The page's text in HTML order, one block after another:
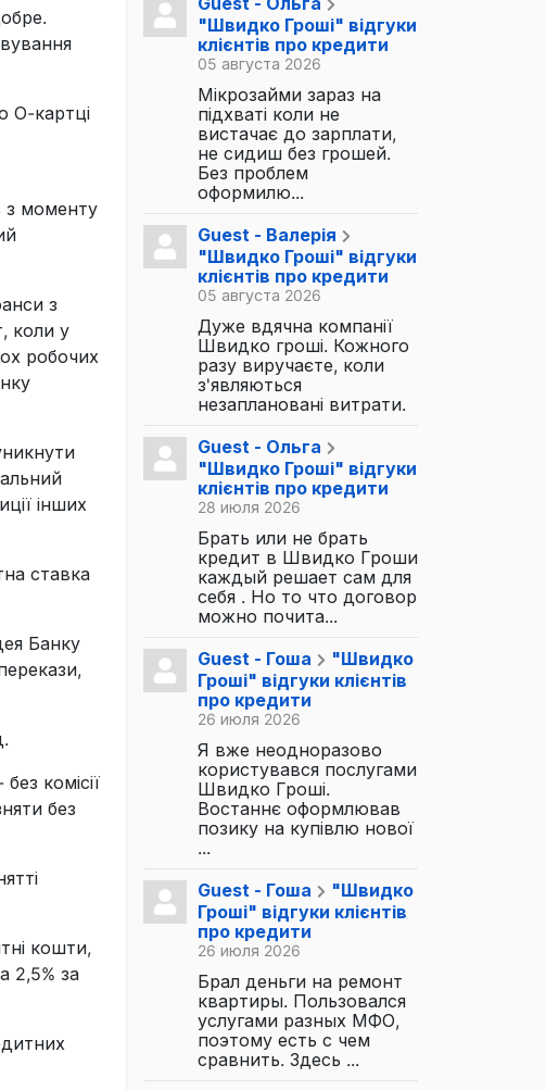
О-картці
з моменту
з
коли у
робочих
інших
ставка
Банку
комісії
без
кошти,
2,5% за
"Швидко Гроші" відгуки
клієнтів про кредити
05 августа 2026
Мікрозайми зараз на
підхваті коли не
вистачає до зарплати,
не сидиш без грошей.
Без проблем
оформилю...
Guest - Валерія
"Швидко Гроші" відгуки
клієнтів про кредити
05 августа 2026
Дуже вдячна компанії
Швидко гроші. Кожного
разу виручаєте, коли
з'являються
незаплановані витрати.
Guest - Ольга
"Швидко Гроші" відгуки
клієнтів про кредити
28 июля 2026
Брать или не брать
кредит в Швидко Гроши
каждый решает сам для
себя . Но то что договор
можно почита...
Guest - Гоша
"Швидко
Гроші" відгуки клієнтів
про кредити
26 июля 2026
Я вже неодноразово
користувався послугами
Швидко Гроші.
Востаннє оформлював
позику на купівлю нової
...
Guest - Гоша
"Швидко
Гроші" відгуки клієнтів
про кредити
26 июля 2026
Брал деньги на ремонт
квартиры. Пользовался
услугами разных МФО,
поэтому есть с чем
сравнить. Здесь ...